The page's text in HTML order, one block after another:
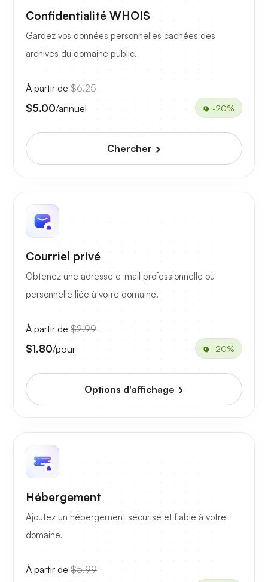
Confidentialité WHOIS
Gardez vos données personnelles cachées des
archives du domaine public.
À partir de $6.25
$5.00/annuel -20%
Chercher
Courriel privé
Obtenez une adresse e-mail professionnelle ou
personnelle liée à votre domaine.
À partir de $2.99
$1.80/pour -20%
Options d'affichage
Hébergement
Ajoutez un hébergement sécurisé et fiable à votre
domaine.
À partir de $5.99